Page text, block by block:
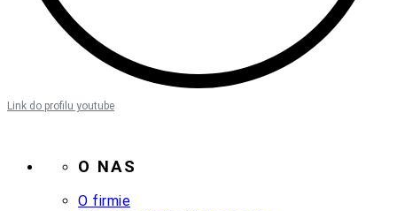
Link do profilu youtube
O NAS
O firmie